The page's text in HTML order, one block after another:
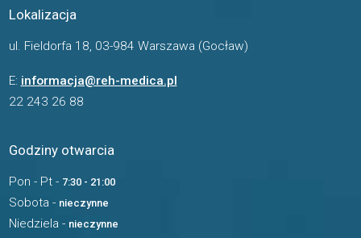
Lokalizacja
ul. Fieldorfa 18, 03-984 Warszawa (Gocław)
E: informacja@reh-medica.pl
22 243 26 88
Godziny otwarcia
Pon - Pt - 7:30 - 21:00
Sobota - nieczynne
Niedziela - nieczynne